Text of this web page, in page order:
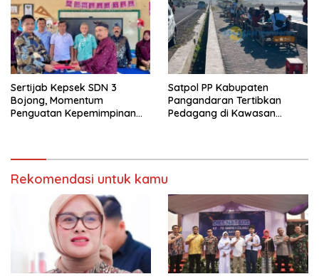
Sertijab Kepsek SDN 3
Bojong, Momentum
Penguatan Kepemimpinan
Satpol PP Kabupaten
Pangandaran Tertibkan
Pedagang di Kawasan
Rekomendasi untuk kamu